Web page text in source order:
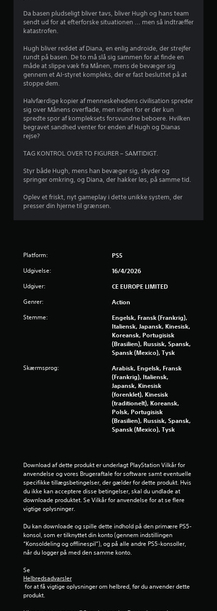
r
e
r
d
a
e
m
e
r
3
0
1
0
v
d
r
Da basen pludseligt bliver tavs, bliver Hugh og hans team
sendt ud for at efterforske situationen ... men så indtræffer
katastrofen.
Hugh bliver reddet af Diana, en enlig androide, der strejfer
rundt på basen. De to må slå sig sammen for at finde en
måde at slippe væk fra Månen, mens de bevæger sig
gennem et AI-styret kompleks, der er fast besluttet på at
stoppe dem.
Halvfærdige kopier af menneskehedens civilisation spreder
sig over Månens overflade, men inden for er der kun
spredte spor af kompleksets forsvundne beboere. Hvilken
begravet sandhed venter for enden af Hugh og Dianas
rejse?
TAG KONTROL OVER TO FIGURER – SAMTIDIGT.
Styr både Hugh, mens han bevæger sig, skyder og
springer omkring, og Diana, der hakker løs, på samme tid.
Oplev et friskt, nyt gameplay i dette unikke system, der
presser din hjerne til grænsen.
Platform: PS5
Udgivelse: 16/4/2026
Udgiver: CE EUROPE LIMITED
Genrer: Action
Stemme:
Engelsk, Fransk (Frankrig),
Italiensk, Japansk, Kinesisk,
Koreansk, Portugisisk
(Brasilien), Russisk, Spansk,
Spansk (Mexico), Tysk
Skærmsprog:
Arabisk, Engelsk, Fransk
(Frankrig), Italiensk,
Japansk, Kinesisk
(forenklet), Kinesisk
(traditionelt), Koreansk,
Polsk, Portugisisk
(Brasilien), Russisk, Spansk,
Spansk (Mexico), Tysk
Download af dette produkt er underlagt PlayStation Vilkår for
anvendelse og vores Brugeraftale for software samt eventuelle
specifikke tillægsbetingelser, der gælder for dette produkt. Hvis
du ikke kan acceptere disse betingelser, skal du undlade at
downloade produktet. Se Vilkår for anvendelse for at se flere
vigtige oplysninger.
Du kan downloade og spille dette indhold på den primære PS5-
konsol, som er tilknyttet din konto (gennem indstillingen
“Konsoldeling og offlinespil”), og på alle andre PS5-konsoller,
når du logger på med den samme konto.
Se
Helbredsadvarsler
produkt.